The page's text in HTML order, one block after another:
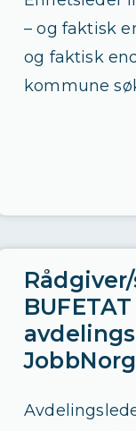
– og faktisk
og faktisk
kommune
BUFETAT